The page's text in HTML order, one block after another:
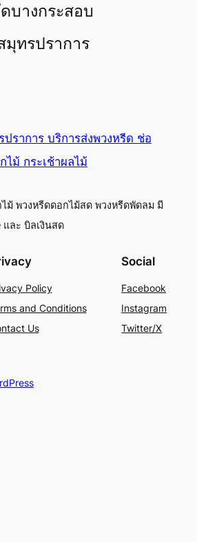
บางกระสอบ
มุทรปราการ
ราการ บริการส่งพวงหรีด ช่อ
ม้ กระเช้าผลไม้
ม้ พวงหรีดดอกไม้สด พวงหรีดพัดลม มี
ละ บิลเงินสด
Policy
and Conditions
Us
Social
Facebook
Instagram
Twitter/X